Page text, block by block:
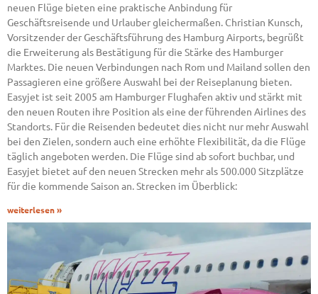
neuen Flüge bieten eine praktische Anbindung für
Geschäftsreisende und Urlauber gleichermaßen. Christian Kunsch,
Vorsitzender der Geschäftsführung des Hamburg Airports, begrüßt
die Erweiterung als Bestätigung für die Stärke des Hamburger
Marktes. Die neuen Verbindungen nach Rom und Mailand sollen den
Passagieren eine größere Auswahl bei der Reiseplanung bieten.
Easyjet ist seit 2005 am Hamburger Flughafen aktiv und stärkt mit
den neuen Routen ihre Position als eine der führenden Airlines des
Standorts. Für die Reisenden bedeutet dies nicht nur mehr Auswahl
bei den Zielen, sondern auch eine erhöhte Flexibilität, da die Flüge
täglich angeboten werden. Die Flüge sind ab sofort buchbar, und
Easyjet bietet auf den neuen Strecken mehr als 500.000 Sitzplätze
für die kommende Saison an. Strecken im Überblick:
weiterlesen »